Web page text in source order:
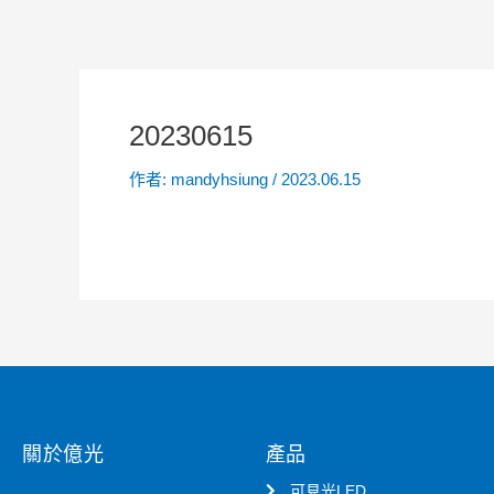
20230615
作者: mandyhsiung / 2023.06.15
關於億光 產品